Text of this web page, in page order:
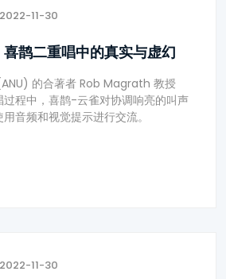
2022-11-30
鹊二重唱中的真实与虚幻
的合著者 Rob Magrath 教授
过程中，喜鹊-云雀对协调响亮的叫声
音频和视觉提示进行交流。
2022-11-30